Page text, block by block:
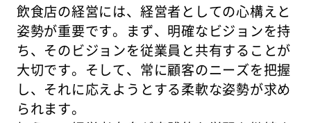
飲食店の経営には、経営者としての心構えと
姿勢が重要です。まず、明確なビジョンを持
ち、そのビジョンを従業員と共有することが
大切です。そして、常に顧客のニーズを把握
し、それに応えようとする柔軟な姿勢が求め
られます。